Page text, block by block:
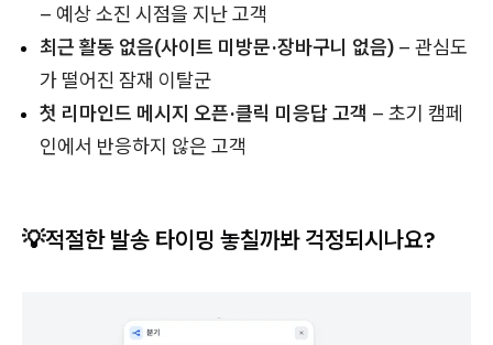
– 예상 소진 시점을 지난 고객
최근 활동 없음(사이트 미방문·장바구니 없음) – 관심도
가 떨어진 잠재 이탈군
첫 리마인드 메시지 오픈·클릭 미응답 고객 – 초기 캠페
인에서 반응하지 않은 고객
💡적절한 발송 타이밍 놓칠까봐 걱정되시나요?